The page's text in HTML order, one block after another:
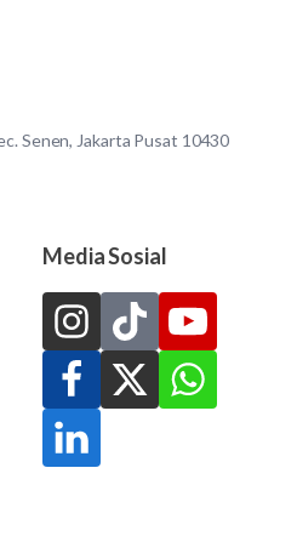
Senen, Jakarta Pusat 10430
Media Sosial